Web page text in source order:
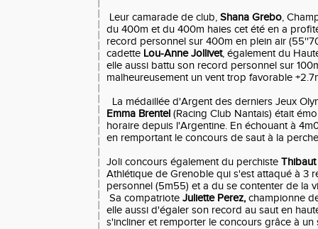
Leur camarade de club, Shana Grebo,
du 400m et du 400m haies cet été en a
record personnel sur 400m en plein air
cadette Lou-Anne Jollivet, également du
elle aussi battu son record personnel sur
malheureusement un vent trop favorable
La médaillée d'Argent des derniers Jeux
Emma Brentel (Racing Club Nantais) était
horaire depuis l'Argentine. En échouant à
en remportant le concours de saut à la
Joli concours également du perchiste
Athlétique de Grenoble qui s'est attaqué à 3
personnel (5m55) et a du se contenter de la
Sa compatriote Juliette Perez,championne
elle aussi d'égaler son record au saut en
s'incliner et remporter le concours grâce à un